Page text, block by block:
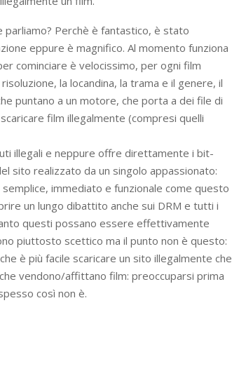
parliamo? Perchè è fantastico, è stato
eppure è magnifico. Al momento funziona
cominciare è velocissimo, per ogni film
la locandina, la trama e il genere, il
puntano a un motore, che porta a dei file di
film illegalmente (compresi quelli
illegali e neppure offre direttamente i bit-
sito realizzato da un singolo appassionato:
immediato e funzionale come questo
un lungo dibattito anche sui DRM e tutti i
questi possano essere effettivamente
piuttosto scettico ma il punto non è questo:
è più facile scaricare un sito illegalmente che
vendono/affittano film: preoccuparsi prima
così non è.